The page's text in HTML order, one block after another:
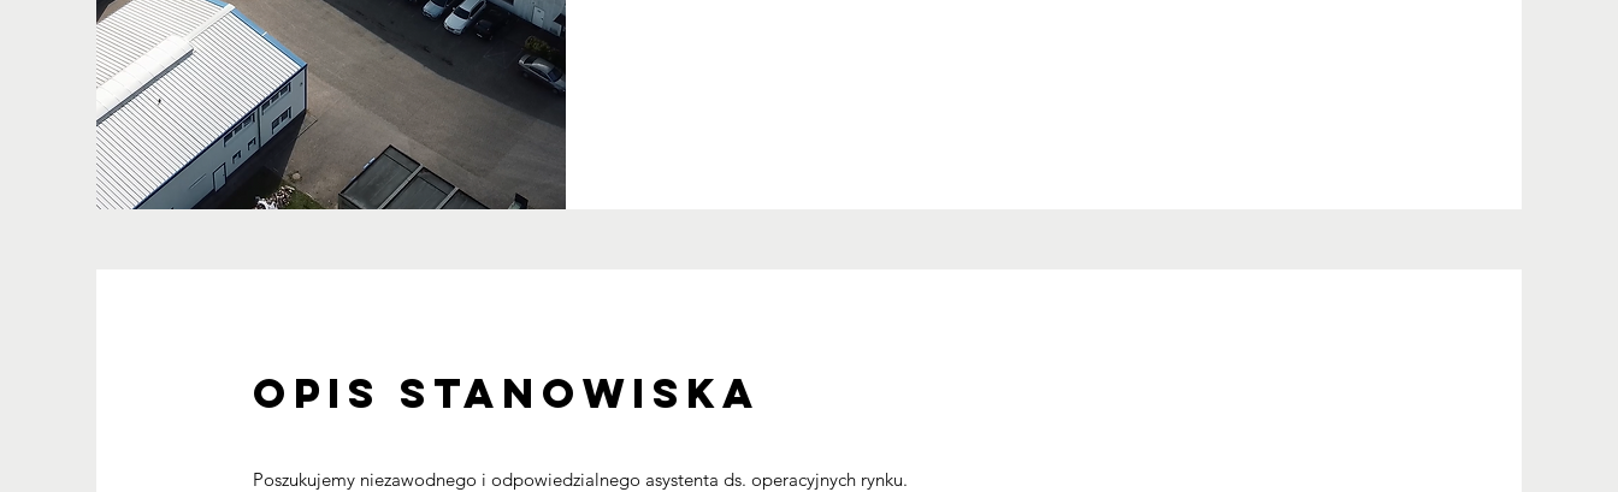
Opis stanowiska
Poszukujemy niezawodnego i odpowiedzialnego asystenta ds. operacyjnych rynku.